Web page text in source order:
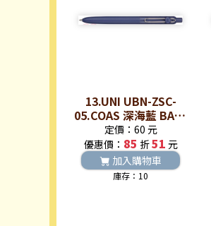
13.UNI UBN-ZSC-
05.COAS 深海藍 BALL
ZENTO零重力水性鋼珠
筆
定價：60 元
優惠價： 85 折51 元
加入購物車
庫存：10